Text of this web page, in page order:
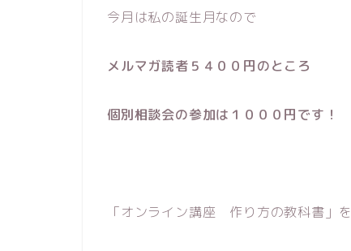
今月は私の誕生月なので
メルマガ読者５４００円のところ
個別相談会の参加は１０００円です！
「オンライン講座 作り方の教科書」を